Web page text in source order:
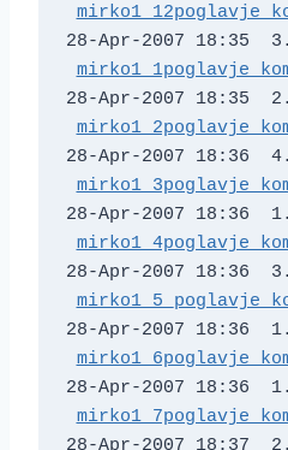
28-Apr-2007 18:35
28-Apr-2007 18:35
28-Apr-2007 18:36
28-Apr-2007 18:36
28-Apr-2007 18:36
28-Apr-2007 18:36
28-Apr-2007 18:36
28-Apr-2007 18:37